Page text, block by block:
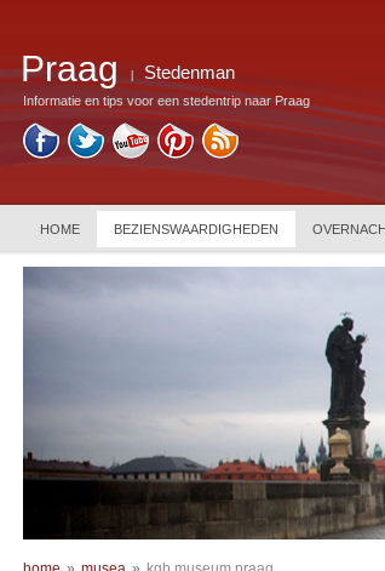
Praag Stedenman
Informatie en tips voor een stedentrip naar Praag
HOME BEZIENSWAARDIGHEDEN